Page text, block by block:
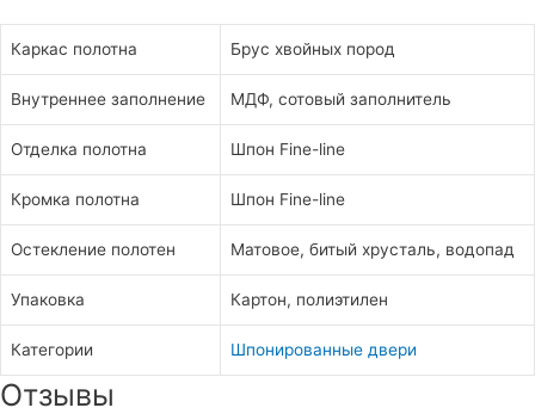
Каркас полотна Брус хвойных пород
Внутреннее заполнение МДФ, сотовый заполнитель
Отделка полотна Шпон Fine-line
Кромка полотна Шпон Fine-line
Остекление полотен Матовое, битый хрусталь, водопад
Упаковка Картон, полиэтилен
Категории Шпонированные двери
Отзывы